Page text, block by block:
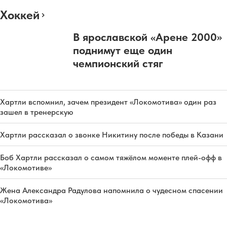
Хоккей
В ярославской «Арене 2000»
поднимут еще один
чемпионский стяг
Хартли вспомнил, зачем президент «Локомотива» один раз
зашел в тренерскую
Хартли рассказал о звонке Никитину после победы в Казани
Боб Хартли рассказал о самом тяжёлом моменте плей-офф в
«Локомотиве»
Жена Александра Радулова напомнила о чудесном спасении
«Локомотива»